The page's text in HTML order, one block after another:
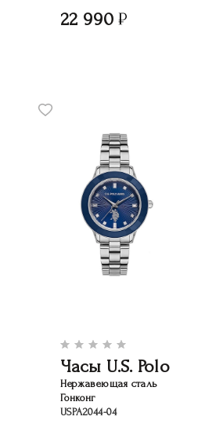
22 990
Часы U.S. Polo
Нержавеющая сталь
Гонконг
USPA2044-04